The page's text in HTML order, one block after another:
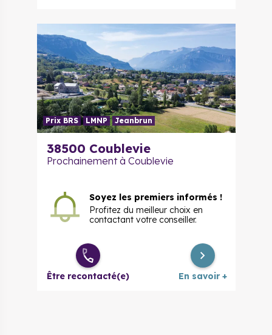
Prix BRS LMNP Jeanbrun
38500 Coublevie
Prochainement à Coublevie
Soyez les premiers informés !
Profitez du meilleur choix en
contactant votre conseiller.
Être recontacté(e) En savoir +